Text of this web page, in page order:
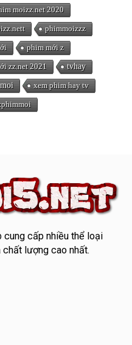
moizz.net 2020
phimmoizzz
phim mới z
zz.net 2021 tvhay
xem phim hay tv
cấp nhiều thể loại
lượng cao nhất.